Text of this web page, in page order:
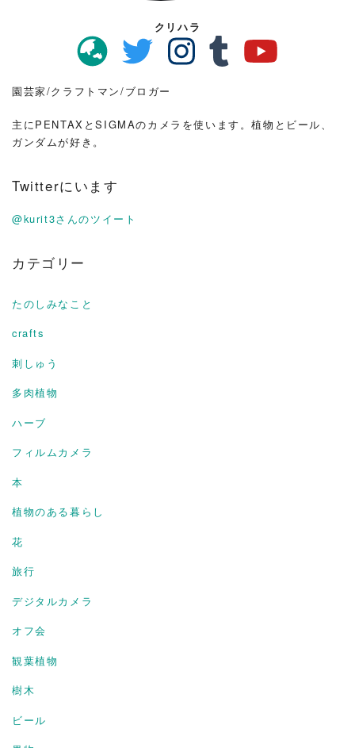
クリハラ
園芸家/クラフトマン/ブロガー
主にPENTAXとSIGMAのカメラを使います。植物とビール、
ガンダムが好き。
Twitterにいます
@kurit3さんのツイート
カテゴリー
たのしみなこと
crafts
刺しゅう
多肉植物
ハーブ
フィルムカメラ
本
植物のある暮らし
花
旅行
デジタルカメラ
オフ会
観葉植物
樹木
ビール